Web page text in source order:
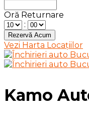
Oră Returnare
:
Vezi Harta Locațiilor
Kamo